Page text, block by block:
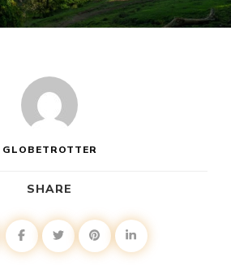
GLOBETROTTER
SHARE